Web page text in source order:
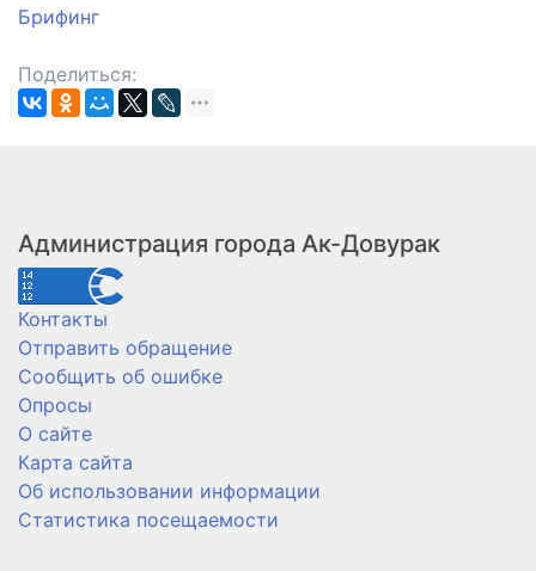
Брифинг
Поделиться:
Администрация города Ак-Довурак
Контакты
Отправить обращение
Сообщить об ошибке
Опросы
О сайте
Карта сайта
Об использовании информации
Статистика посещаемости